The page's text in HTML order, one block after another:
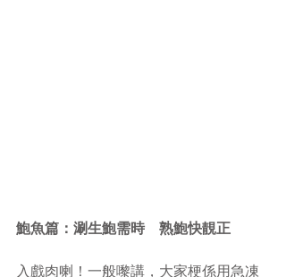
鮑魚篇：涮生鮑需時　熟鮑快靚正
入戲肉喇！一般嚟講，大家梗係用急凍